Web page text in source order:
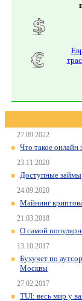
27.09.2022
Что такое онлайн
23.11.2020
Доступные займы
24.09.2020
Майнинг
21.03.2018
О самой
13.10.2017
Бухучет по
Москвы
27.02.2017
TUI: весь мир у